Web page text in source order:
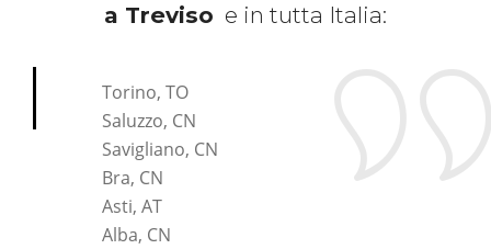
a Treviso e in tutta Italia:
Torino, TO
Saluzzo, CN
Savigliano, CN
Bra, CN
Asti, AT
Alba, CN